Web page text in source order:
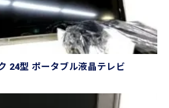
24型 ポータブル液晶テレビ